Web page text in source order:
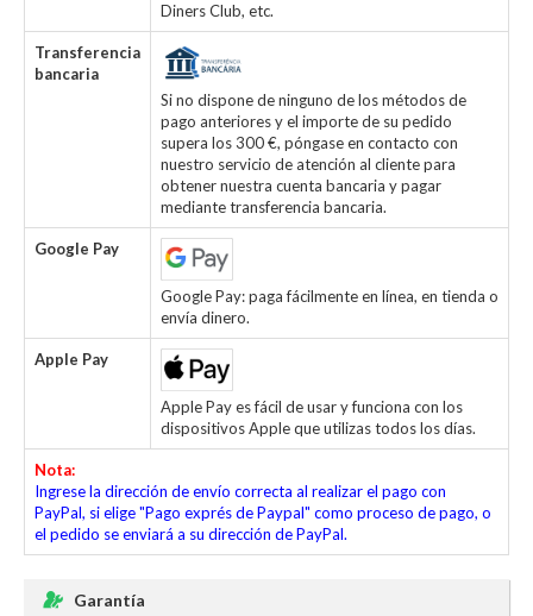
Diners Club, etc.
Transferencia
bancaria
Si no dispone de ninguno de los métodos de
pago anteriores y el importe de su pedido
supera los 300 €, póngase en contacto con
nuestro servicio de atención al cliente para
obtener nuestra cuenta bancaria y pagar
mediante transferencia bancaria.
Google Pay
Google Pay: paga fácilmente en línea, en tienda o
envía dinero.
Apple Pay
Apple Pay es fácil de usar y funciona con los
dispositivos Apple que utilizas todos los días.
Nota:
Ingrese la dirección de envío correcta al realizar el pago con
PayPal, si elige "Pago exprés de Paypal" como proceso de pago, o
el pedido se enviará a su dirección de PayPal.
Garantía